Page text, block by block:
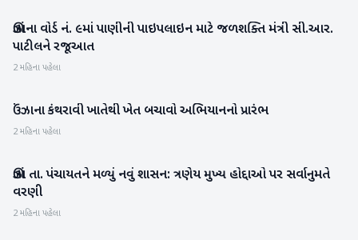
મહેસાણા
ઊંઝાના વોર્ડ નં. ૯માં પાણીની પાઇપલાઇન માટે જળશક્તિ મંત્રી સી.આર.
પાટીલને રજૂઆત
2 મહિના પહેલા
મહેસાણા
ઉંઝાના કંથરાવી ખાતેથી ખેત બચાવો અભિયાનનો પ્રારંભ
2 મહિના પહેલા
મહેસાણા
ઊંઝા તા. પંચાયતને મળ્યું નવું શાસન: ત્રણેય મુખ્ય હોદ્દાઓ પર સર્વાનુમતે
વરણી
2 મહિના પહેલા